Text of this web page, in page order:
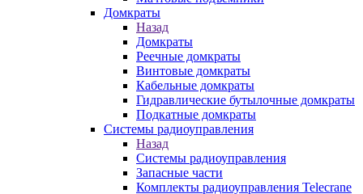
Домкраты
Назад
Домкраты
Реечные домкраты
Винтовые домкраты
Кабельные домкраты
Гидравлические бутылочные домкраты
Подкатные домкраты
Системы радиоуправления
Назад
Системы радиоуправления
Запасные части
Комплекты радиоуправления Telecrane